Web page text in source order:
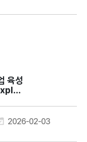
2026-02-03